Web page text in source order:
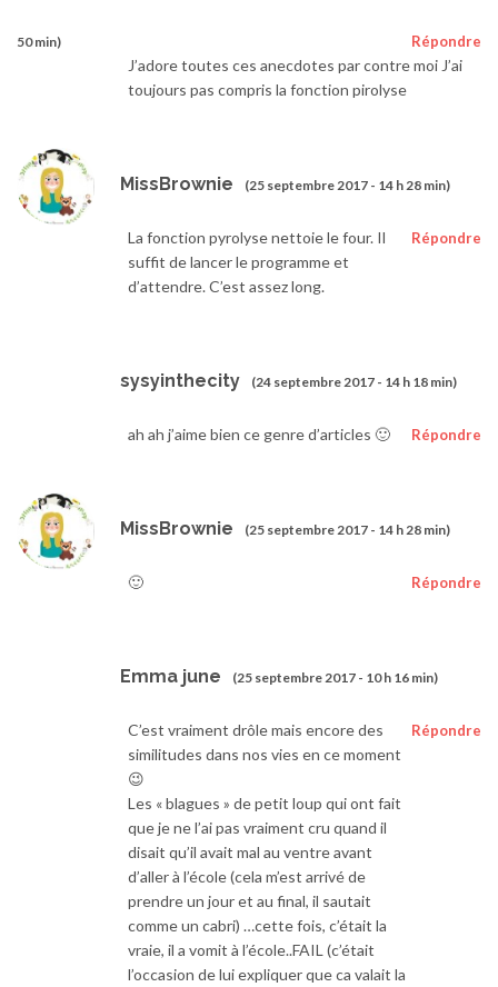
50 min) Répondre
J’adore toutes ces anecdotes par contre moi J’ai
toujours pas compris la fonction pirolyse
MissBrownie (25 septembre 2017 - 14 h 28 min)
Répondre
La fonction pyrolyse nettoie le four. Il
suffit de lancer le programme et
d’attendre. C’est assez long.
sysyinthecity (24 septembre 2017 - 14 h 18 min)
Répondre
ah ah j’aime bien ce genre d’articles 🙂
MissBrownie (25 septembre 2017 - 14 h 28 min)
Répondre
🙂
Emma june (25 septembre 2017 - 10 h 16 min)
Répondre
C’est vraiment drôle mais encore des
similitudes dans nos vies en ce moment
😉
Les « blagues » de petit loup qui ont fait
que je ne l’ai pas vraiment cru quand il
disait qu’il avait mal au ventre avant
d’aller à l’école (cela m’est arrivé de
prendre un jour et au final, il sautait
comme un cabri) …cette fois, c’était la
vraie, il a vomit à l’école..FAIL (c’était
l’occasion de lui expliquer que ca valait la